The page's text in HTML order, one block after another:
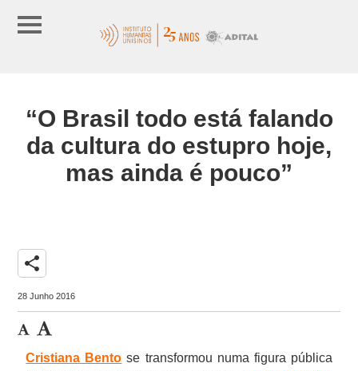
“O Brasil todo está falando
da cultura do estupro hoje,
mas ainda é pouco”
share
28 Junho 2016
Cristiana Bento se transformou numa figura pública